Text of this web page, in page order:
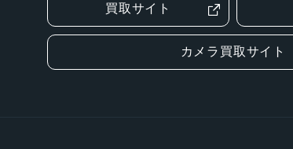
買取サイト
カメラ買取サイト